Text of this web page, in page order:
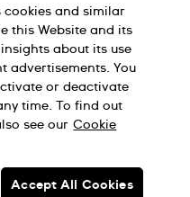
：SWISS WATCHES
cookies and similar
this Website and its
about its use
advertisements. You
or deactivate
time. To find out
see our Cookie
Accept All Cookies